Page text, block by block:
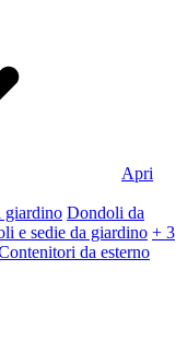
Apri
giardino Dondoli da
e sedie da giardino + 3
da esterno